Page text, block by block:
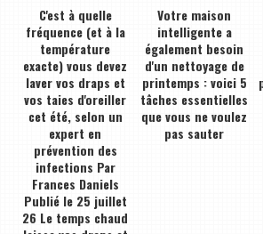
C'est à quelle
fréquence (et à la
température
exacte) vous devez
laver vos draps et
vos taies d'oreiller
cet été, selon un
expert en
prévention des
infections Par
Frances Daniels
Publié le 25 juillet
26 Le temps chaud
Votre maison
intelligente a
également besoin
d'un nettoyage de
printemps : voici 5
tâches essentielles
que vous ne voulez
pas sauter